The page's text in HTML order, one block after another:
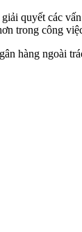
quyết các
trong công
hàng ngoài